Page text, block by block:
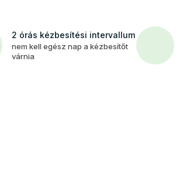
2 órás kézbesítési intervallum
nem kell egész nap a kézbesítőt
várnia